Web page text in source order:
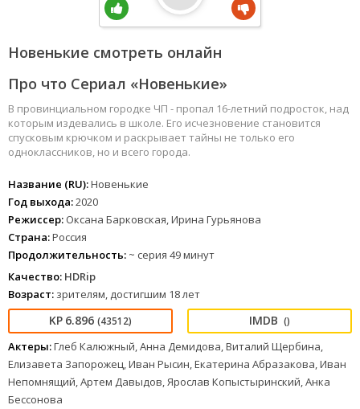
Новенькие смотреть онлайн
Про что Сериал «Новенькие»
В провинциальном городке ЧП - пропал 16-летний подросток, над
которым издевались в школе. Его исчезновение становится
спусковым крючком и раскрывает тайны не только его
одноклассников, но и всего города.
Название (RU):Новенькие
Год выхода:2020
Режиссер: Оксана Барковская, Ирина Гурьянова
Страна:Россия
Продолжительность: ~ серия 49 минут
Качество: HDRip
Возраст: зрителям, достигшим 18 лет
6.896 (43512) ()
Актеры:Глеб Калюжный, Анна Демидова, Виталий Щербина,
Елизавета Запорожец, Иван Рысин, Екатерина Абразакова, Иван
Непомнящий, Артем Давыдов, Ярослав Копыстыринский, Анка
Бессонова